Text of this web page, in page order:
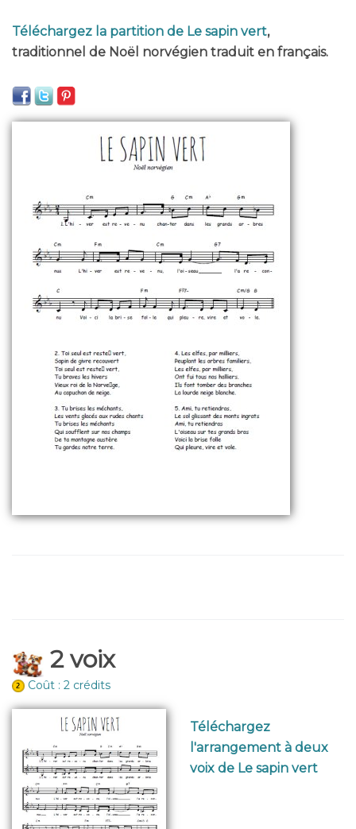
Téléchargez la partition de Le sapin vert,
traditionnel de Noël norvégien traduit en français.
2 voix
Coût : 2 crédits
Téléchargez
l'arrangement à deux
voix de Le sapin vert